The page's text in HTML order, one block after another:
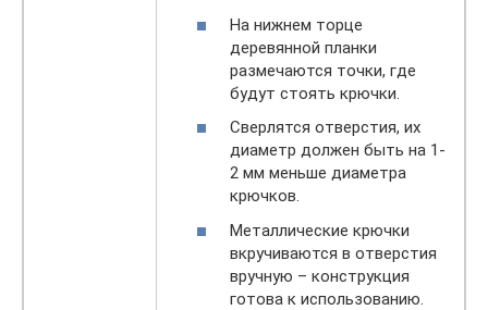
На нижнем торце
деревянной планки
размечаются точки, где
будут стоять крючки.
Сверлятся отверстия, их
диаметр должен быть на 1-
2 мм меньше диаметра
крючков.
Металлические крючки
вкручиваются в отверстия
вручную – конструкция
готова к использованию.